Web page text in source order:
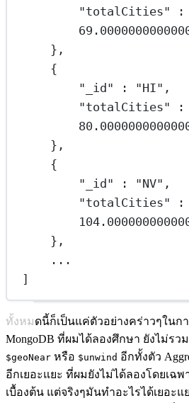
"totalCities"
},
{
"_id"
: "HI" ,
"totalCities"
},
{
"_id"
: "NV" ,
"totalCities"
},
...
]
ทั้งหมดนี้ก็เป็นแค่ตัวอย่างคร่าวๆในกา
MongoDB ที่ผมได้ลองศึกษา ยังไม่รว
$geoNear หรือ $unwind อีกทั้งตัว
อีกเยอะแยะ ที่ผมยังไม่ได้ลองโดยเฉพ
เบื้องต้น แต่จริงๆมันทำอะไรได้เยอะแ